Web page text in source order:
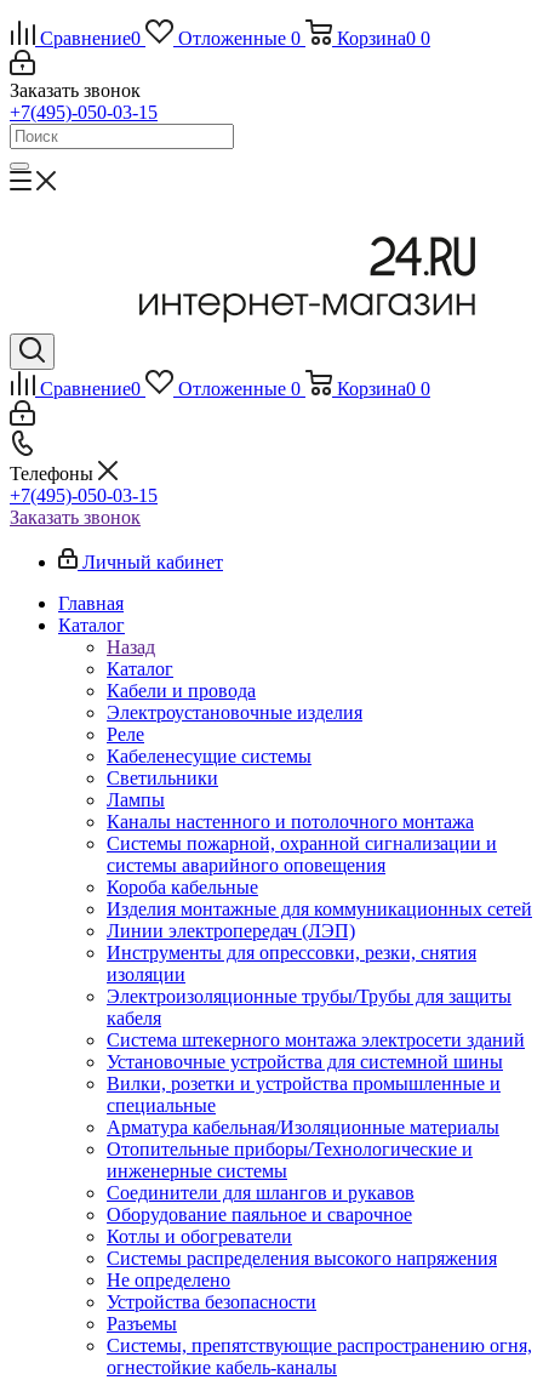
Сравнение0 Отложенные 0 Корзина0 0
Заказать звонок
+7(495)-050-03-15
Сравнение0 Отложенные 0 Корзина0 0
Телефоны
+7(495)-050-03-15
Заказать звонок
Личный кабинет
Главная
Каталог
Назад
Каталог
Кабели и провода
Электроустановочные изделия
Реле
Кабеленесущие системы
Светильники
Лампы
Каналы настенного и потолочного монтажа
Системы пожарной, охранной сигнализации и
системы аварийного оповещения
Короба кабельные
Изделия монтажные для коммуникационных сетей
Линии электропередач (ЛЭП)
Инструменты для опрессовки, резки, снятия
изоляции
Электроизоляционные трубы/Трубы для защиты
кабеля
Система штекерного монтажа электросети зданий
Установочные устройства для системной шины
Вилки, розетки и устройства промышленные и
специальные
Арматура кабельная/Изоляционные материалы
Отопительные приборы/Технологические и
инженерные системы
Соединители для шлангов и рукавов
Оборудование паяльное и сварочное
Котлы и обогреватели
Системы распределения высокого напряжения
Не определено
Устройства безопасности
Разъемы
Системы, препятствующие распространению огня,
огнестойкие кабель-каналы